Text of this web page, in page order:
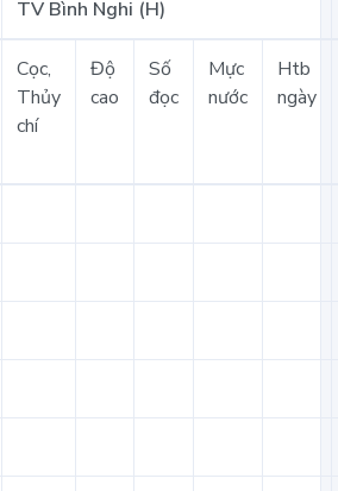
TV Bình Nghi (H)
Cọc,
Thủy
chí
Độ
cao
Số
đọc
Mực
nước
Htb
ngày